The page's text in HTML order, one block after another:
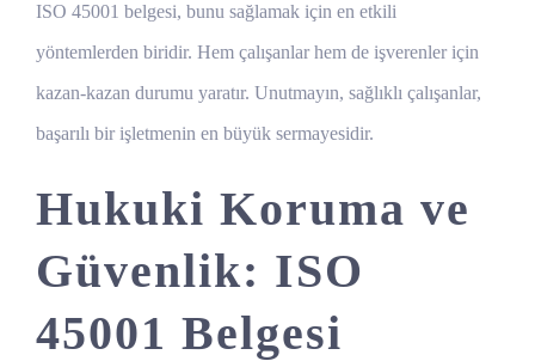
ISO 45001 belgesi, bunu sağlamak için en etkili
yöntemlerden biridir. Hem çalışanlar hem de işverenler için
kazan-kazan durumu yaratır. Unutmayın, sağlıklı çalışanlar,
başarılı bir işletmenin en büyük sermayesidir.
Hukuki Koruma ve
Güvenlik: ISO
45001 Belgesi